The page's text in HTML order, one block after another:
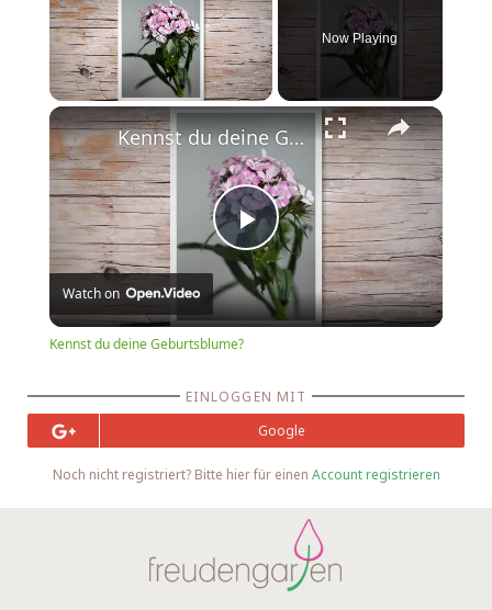
Now Playing
Play
Video
Kennst du deine Geburtsblume?
Watch on
Kennst du deine Geburtsblume?
EINLOGGEN MIT
Google
Noch nicht registriert? Bitte hier für einen Account registrieren